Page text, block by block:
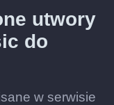
utwory
do
w serwisie